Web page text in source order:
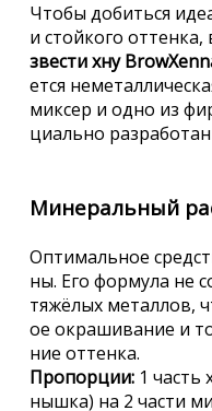
Чтобы добиться
и стойкого
звести хну
ется
миксер и одно из
циально
Минеральный
Оптимальное
ны. Его формула не
тяжёлых металлов,
ое окрашивание и
ние оттенка.
Пропорции: 1 часть
нышка) на 2 части